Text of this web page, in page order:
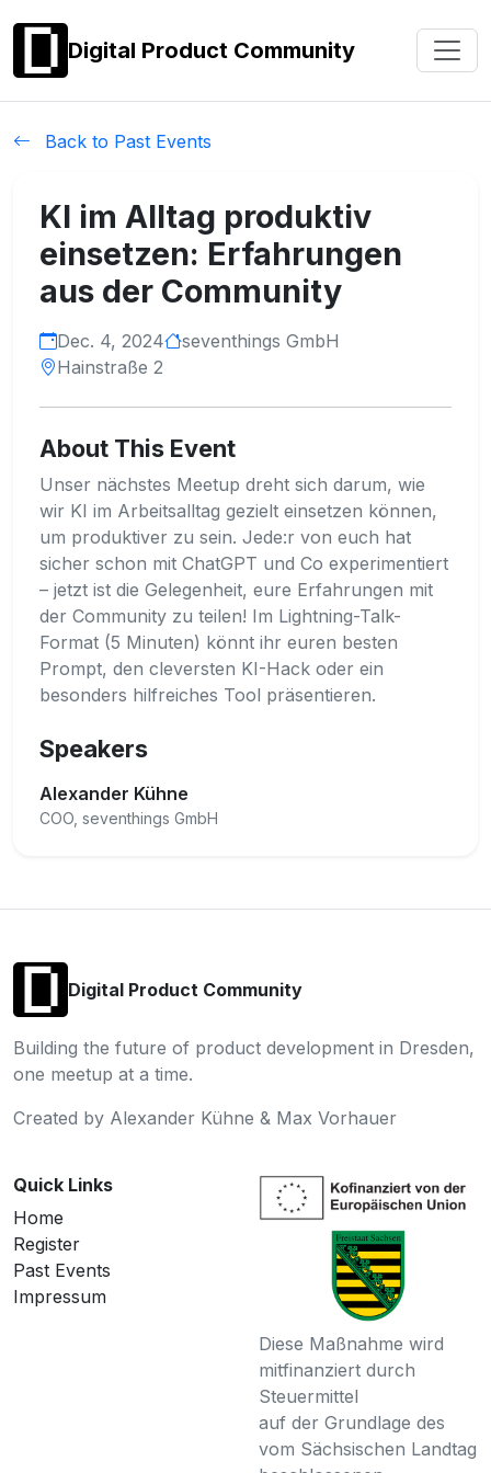
Digital Product Community
Back to Past Events
KI im Alltag produktiv
einsetzen: Erfahrungen
aus der Community
Dec. 4, 2024
seventhings GmbH
Hainstraße 2
About This Event
Unser nächstes Meetup dreht sich darum, wie
wir KI im Arbeitsalltag gezielt einsetzen können,
um produktiver zu sein. Jede:r von euch hat
sicher schon mit ChatGPT und Co experimentiert
– jetzt ist die Gelegenheit, eure Erfahrungen mit
der Community zu teilen! Im Lightning-Talk-
Format (5 Minuten) könnt ihr euren besten
Prompt, den cleversten KI-Hack oder ein
besonders hilfreiches Tool präsentieren.
Speakers
Alexander Kühne
COO, seventhings GmbH
Digital Product Community
Building the future of product development in Dresden,
one meetup at a time.
Created by Alexander Kühne & Max Vorhauer
Quick Links
Home
Register
Past Events
Impressum
Diese Maßnahme wird
mitfinanziert durch
Steuermittel
auf der Grundlage des
vom Sächsischen Landtag